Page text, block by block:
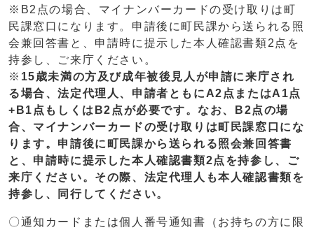
※B2点の場合、マイナンバーカードの受け取りは町
民課窓口になります。申請後に町民課から送られる照
会兼回答書と、申請時に提示した本人確認書類2点を
持参し、ご来庁ください。
※ 15歳未満の方及び成年被後見人が申請に来庁され
る場合、法定代理人、申請者ともにA2点またはA1点
+B1点もしくはB2点が必要です。なお、
B2点の場
合、マイナンバーカードの受け取りは町民課窓口にな
ります。申請後に町民課から送られる照会兼回答書
と、申請時に提示した本人確認書類2点を持参し、ご
来庁ください。その際、法定代理人も本人確認書類を
持参し、同行してください。
〇通知カードまたは個人番号通知書（お持ちの方に限